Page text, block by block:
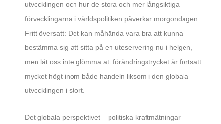
utvecklingen och hur de stora och mer långsiktiga
förvecklingarna i världspolitiken påverkar morgondagen.
Fritt översatt: Det kan måhända vara bra att kunna
bestämma sig att sitta på en uteservering nu i helgen,
men låt oss inte glömma att förändringstrycket är fortsatt
mycket högt inom både handeln liksom i den globala
utvecklingen i stort.
Det globala perspektivet – politiska kraftmätningar